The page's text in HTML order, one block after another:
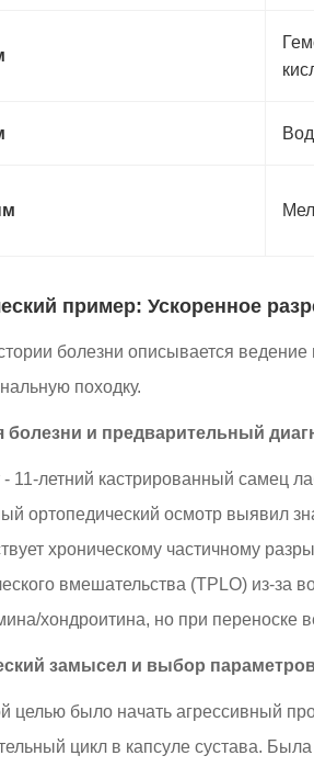
пример: Ускоренное
болезни описывается
походку.
болезни и предварительный
11-летний кастрированный самец
ортопедический осмотр выявил
хроническому частичному
вмешательства (TPLO) из-за
хондроитина, но при переноске
замысел и выбор
целью было начать агрессивный
цикл в капсуле сустава.